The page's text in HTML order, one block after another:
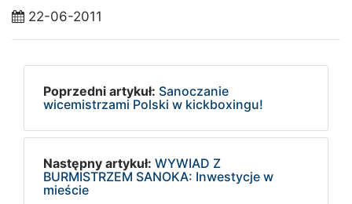
22-06-2011
Poprzedni artykuł: Sanoczanie
wicemistrzami Polski w kickboxingu!
Następny artykuł: WYWIAD Z
BURMISTRZEM SANOKA: Inwestycje w
mieście